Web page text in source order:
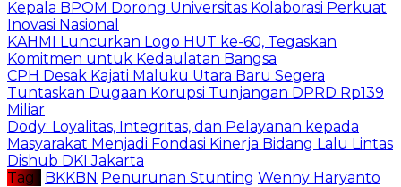
Kepala BPOM Dorong Universitas Kolaborasi Perkuat
Inovasi Nasional
KAHMI Luncurkan Logo HUT ke-60, Tegaskan
Komitmen untuk Kedaulatan Bangsa
CPH Desak Kajati Maluku Utara Baru Segera
Tuntaskan Dugaan Korupsi Tunjangan DPRD Rp139
Miliar
Dody: Loyalitas, Integritas, dan Pelayanan kepada
Masyarakat Menjadi Fondasi Kinerja Bidang Lalu Lintas
Dishub DKI Jakarta
Tag :
BKKBN Penurunan Stunting Wenny Haryanto